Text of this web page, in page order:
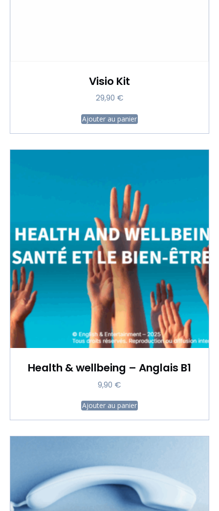
Visio Kit
29,90 €
Ajouter au panier
Health & wellbeing – Anglais B1
9,90 €
Ajouter au panier